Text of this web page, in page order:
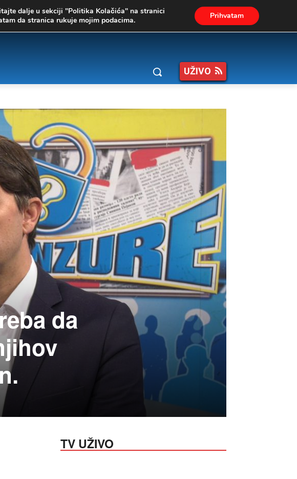
UŽIVO
da
TV UŽIVO
dalje u sekciji "Politika Kolačića" na stranici
da stranica rukuje mojim podacima. Prihvatam